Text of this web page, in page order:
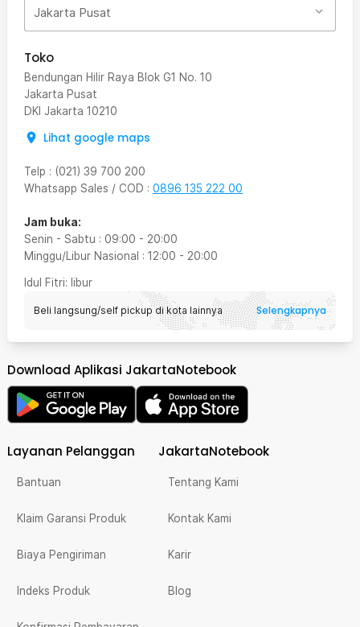
Jakarta Pusat
Toko
Bendungan Hilir Raya Blok G1 No. 10
Jakarta Pusat
DKI Jakarta 10210
Lihat google maps
Telp : (021) 39 700 200
Whatsapp Sales / COD : 0896 135 222 00
Jam buka:
Senin - Sabtu : 09:00 - 20:00
Minggu/Libur Nasional : 12:00 - 20:00
Idul Fitri: libur
Beli langsung/self pickup di kota lainnya Selengkapnya
Download Aplikasi JakartaNotebook
Layanan Pelanggan
Bantuan
Klaim Garansi Produk
Biaya Pengiriman
Indeks Produk
JakartaNotebook
Tentang Kami
Kontak Kami
Karir
Blog